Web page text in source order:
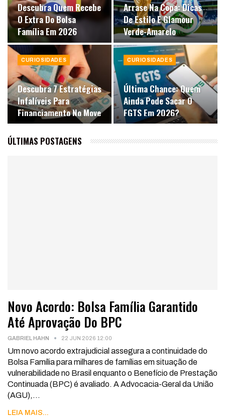
Descubra Quem Recebe
O Extra Do Bolsa
Família Em 2026
Arrase Na Copa: Dicas
De Estilo E Glamour
Verde-Amarelo
CURIOSIDADES
Descubra 7 Estratégias
Infalíveis Para
Financiamento No Move
Brasil
CURIOSIDADES
Última Chance: Quem
Ainda Pode Sacar O
FGTS Em 2026?
ÚLTIMAS POSTAGENS
Novo Acordo: Bolsa Família Garantido
Até Aprovação Do BPC
GABRIEL HAHN 22 JUN 2026 12:00
Um novo acordo extrajudicial assegura a continuidade do
Bolsa Família para milhares de famílias em situação de
vulnerabilidade no Brasil enquanto o Benefício de Prestação
Continuada (BPC) é avaliado. A Advocacia-Geral da União
(AGU), …
LEIA MAIS...